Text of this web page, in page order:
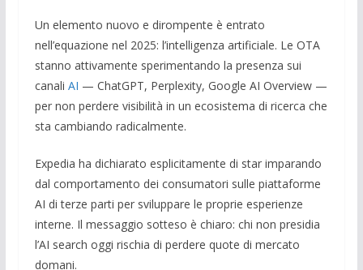
Un elemento nuovo e dirompente è entrato
nell’equazione nel 2025: l’intelligenza artificiale. Le OTA
stanno attivamente sperimentando la presenza sui
canali AI — ChatGPT, Perplexity, Google AI Overview —
per non perdere visibilità in un ecosistema di ricerca che
sta cambiando radicalmente.
Expedia ha dichiarato esplicitamente di star imparando
dal comportamento dei consumatori sulle piattaforme
AI di terze parti per sviluppare le proprie esperienze
interne. Il messaggio sotteso è chiaro: chi non presidia
l’AI search oggi rischia di perdere quote di mercato
domani.